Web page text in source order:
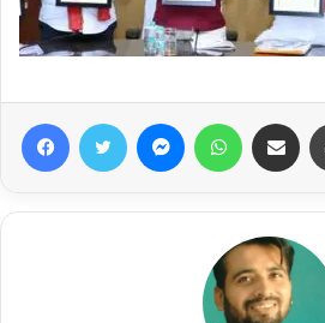
FacebookTwitter MessengerWhatsAppShare